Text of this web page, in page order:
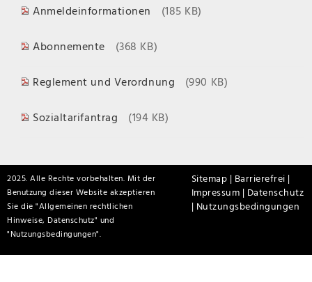
Anmeldeinformationen (185 KB)
Abonnemente (368 KB)
Reglement und Verordnung (990 KB)
Sozialtarifantrag (194 KB)
2025. Alle Rechte vorbehalten. Mit der
Benutzung dieser Website akzeptieren
Sie die "Allgemeinen rechtlichen
Hinweise, Datenschutz" und
"Nutzungsbedingungen".
Sitemap | Barrierefrei |
Impressum | Datenschutz
| Nutzungsbedingungen